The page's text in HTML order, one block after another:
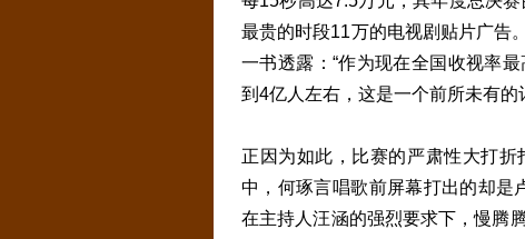
最贵的时段11万的电视剧贴片广告
一书透露：“作为现在全国收视率
到4亿人左右，这是一个前所未有的
正因为如此，比赛的严肃性大打
中，何琢言唱歌前屏幕打出的却是
在主持人汪涵的强烈要求下，慢腾